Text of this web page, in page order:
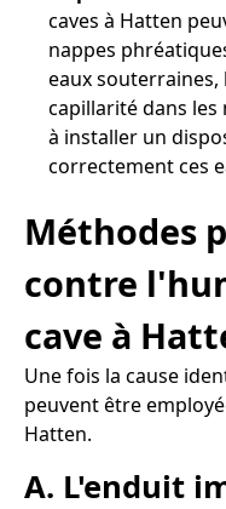
caves à Hatten
nappes
eaux
capillarité dans
à installer un
correctement ces
Méthodes
contre
cave à
Une fois la cause
peuvent être
Hatten.
A. L'enduit